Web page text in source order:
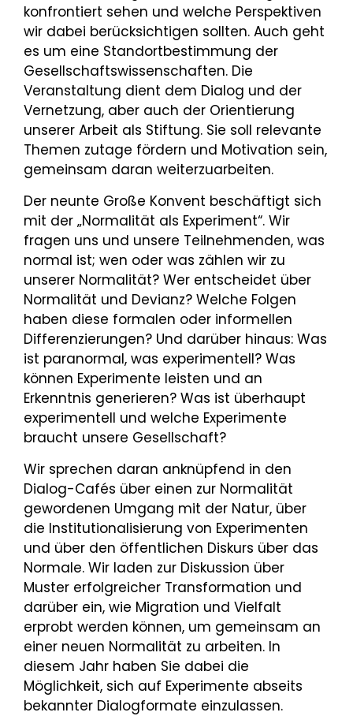
konfrontiert sehen und welche Perspektiven
wir dabei berücksichtigen sollten. Auch geht
es um eine Standortbestimmung der
Gesellschaftswissenschaften. Die
Veranstaltung dient dem Dialog und der
Vernetzung, aber auch der Orientierung
unserer Arbeit als Stiftung. Sie soll relevante
Themen zutage fördern und Motivation sein,
gemeinsam daran weiterzuarbeiten.
Der neunte Große Konvent beschäftigt sich
mit der „Normalität als Experiment“. Wir
fragen uns und unsere Teilnehmenden, was
normal ist; wen oder was zählen wir zu
unserer Normalität? Wer entscheidet über
Normalität und Devianz? Welche Folgen
haben diese formalen oder informellen
Differenzierungen? Und darüber hinaus: Was
ist paranormal, was experimentell? Was
können Experimente leisten und an
Erkenntnis generieren? Was ist überhaupt
experimentell und welche Experimente
braucht unsere Gesellschaft?
Wir sprechen daran anknüpfend in den
Dialog-Cafés über einen zur Normalität
gewordenen Umgang mit der Natur, über
die Institutionalisierung von Experimenten
und über den öffentlichen Diskurs über das
Normale. Wir laden zur Diskussion über
Muster erfolgreicher Transformation und
darüber ein, wie Migration und Vielfalt
erprobt werden können, um gemeinsam an
einer neuen Normalität zu arbeiten. In
diesem Jahr haben Sie dabei die
Möglichkeit, sich auf Experimente abseits
bekannter Dialogformate einzulassen.